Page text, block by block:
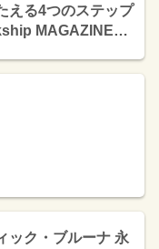
える4つのステップ
MAGAZINE・
ック・ブルーナ 永